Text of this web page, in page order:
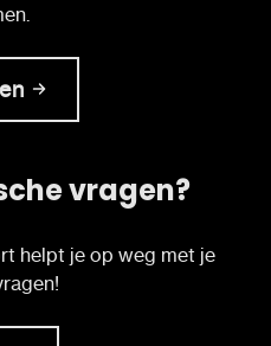
vragen?
helpt je op weg met je